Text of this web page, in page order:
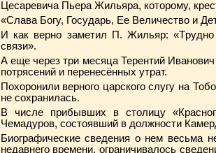
Цесаревича Пьера Жильяра, которому,
«Слава Богу, Государь, Ее Величество и
И как верно заметил П. Жильяр:
связи».
А еще через три месяца Терентий
потрясений и перенесённых утрат.
Похоронили верного царского слугу на
не сохранилась.
В числе прибывших в столицу
Чемадуров, состоявший в должности
Биографические сведения о нем весьма
недавнего времени, ограничивалось